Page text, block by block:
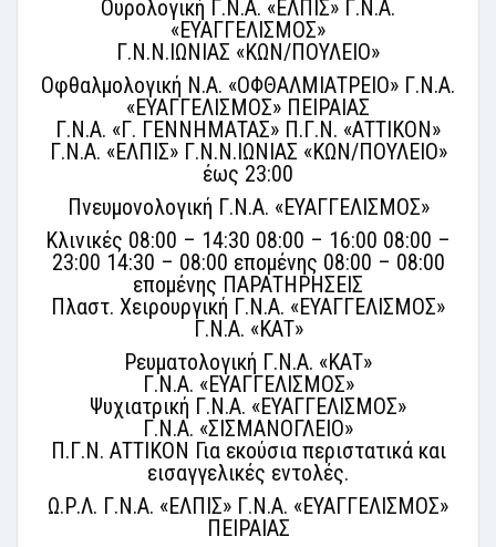
Ουρολογική Γ.Ν.Α. «ΕΛΠΙΣ» Γ.Ν.Α.
«ΕΥΑΓΓΕΛΙΣΜΟΣ»
Γ.Ν.Ν.ΙΩΝΙΑΣ «ΚΩΝ/ΠΟΥΛΕΙΟ»
Οφθαλμολογική Ν.Α. «ΟΦΘΑΛΜΙΑΤΡΕΙΟ» Γ.Ν.Α.
«ΕΥΑΓΓΕΛΙΣΜΟΣ» ΠΕΙΡΑΙΑΣ
Γ.Ν.Α. «Γ. ΓΕΝΝΗΜΑΤΑΣ» Π.Γ.Ν. «ΑΤΤΙΚΟΝ»
Γ.Ν.Α. «ΕΛΠΙΣ» Γ.Ν.Ν.ΙΩΝΙΑΣ «ΚΩΝ/ΠΟΥΛΕΙΟ»
έως 23:00
Πνευμονολογική Γ.Ν.Α. «ΕΥΑΓΓΕΛΙΣΜΟΣ»
Κλινικές 08:00 – 14:30 08:00 – 16:00 08:00 –
23:00 14:30 – 08:00 επομένης 08:00 – 08:00
επομένης ΠΑΡΑΤΗΡΗΣΕΙΣ
Πλαστ. Χειρουργική Γ.Ν.Α. «ΕΥΑΓΓΕΛΙΣΜΟΣ»
Γ.Ν.Α. «ΚΑΤ»
Ρευματολογική Γ.Ν.Α. «ΚΑΤ»
Γ.Ν.Α. «ΕΥΑΓΓΕΛΙΣΜΟΣ»
Ψυχιατρική Γ.Ν.Α. «ΕΥΑΓΓΕΛΙΣΜΟΣ»
Γ.Ν.Α. «ΣΙΣΜΑΝΟΓΛΕΙΟ»
Π.Γ.Ν. ΑΤΤΙΚΟΝ Για εκούσια περιστατικά και
εισαγγελικές εντολές.
Ω.Ρ.Λ. Γ.Ν.Α. «ΕΛΠΙΣ» Γ.Ν.Α. «ΕΥΑΓΓΕΛΙΣΜΟΣ»
ΠΕΙΡΑΙΑΣ